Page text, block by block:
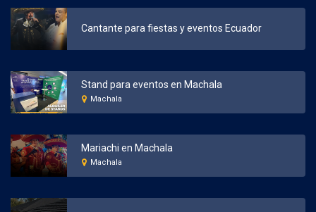
Cantante para fiestas y eventos Ecuador
Stand para eventos en Machala
Machala
Mariachi en Machala
Machala